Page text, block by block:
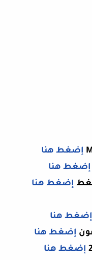
إضغط هنا
إضغط هنا
إضغط هنا
إضغط هنا
إضغط هنا
إضغط هنا